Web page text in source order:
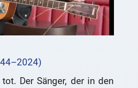
Der Sänger, der in den